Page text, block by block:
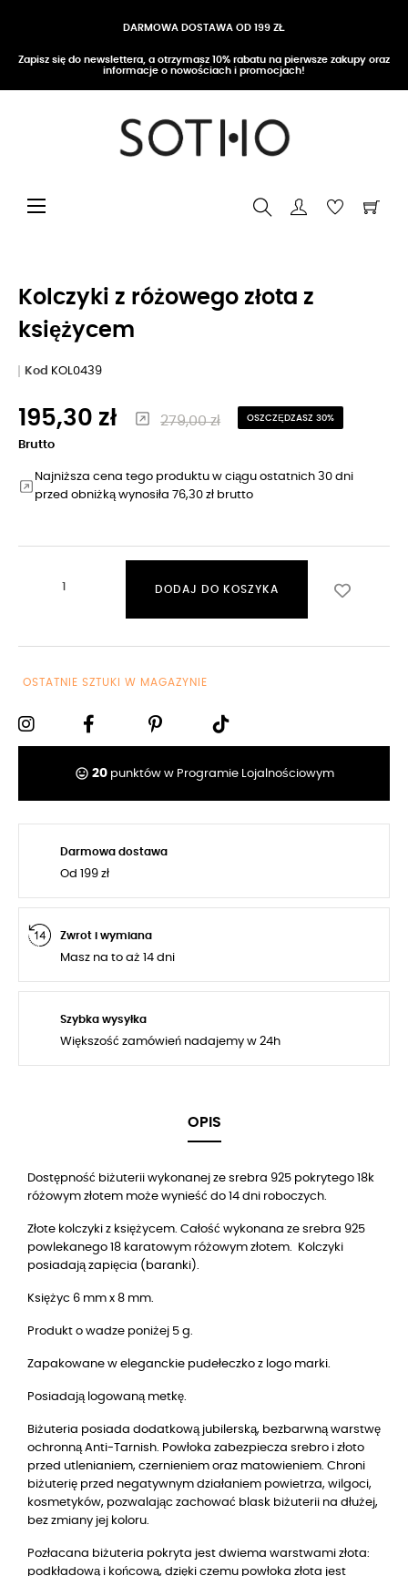
DARMOWA DOSTAWA OD 199 ZŁ
Zapisz się do newslettera, a otrzymasz 10% rabatu na pierwsze zakupy oraz
informacje o nowościach i promocjach!
Przełącz nawigację
☰
Kolczyki z różowego złota z
księżycem
Kod KOL0439
195,30 zł 279,00 zł OSZCZĘDZASZ 30%
Brutto
Najniższa cena tego produktu w ciągu ostatnich 30 dni
przed obniżką wynosiła 76,30 zł brutto
DODAJ DO KOSZYKA
OSTATNIE SZTUKI W MAGAZYNIE
tag_faces 20punktów w Programie Lojalnościowym
Darmowa dostawa
Od 199 zł
Zwrot i wymiana
Masz na to aż 14 dni
Szybka wysyłka
Większość zamówień nadajemy w 24h
OPIS
Dostępność biżuterii wykonanej ze srebra 925 pokrytego 18k
różowym złotem może wynieść do 14 dni roboczych.
Złote kolczyki z księżycem. Całość wykonana ze srebra 925
powlekanego 18 karatowym różowym złotem.
Kolczyki
posiadają zapięcia (baranki).
Księżyc 6 mm x 8 mm.
Produkt o wadze poniżej 5 g.
Zapakowane w eleganckie pudełeczko z logo marki.
Posiadają logowaną metkę.
Biżuteria posiada dodatkową jubilerską, bezbarwną warstwę
ochronną Anti-Tarnish. Powłoka zabezpiecza srebro i złoto
przed utlenianiem, czernieniem oraz matowieniem. Chroni
biżuterię przed negatywnym działaniem powietrza, wilgoci,
kosmetyków, pozwalając zachować blask biżuterii na dłużej,
bez zmiany jej koloru.
Pozłacana biżuteria pokryta jest dwiema warstwami złota:
podkładową i końcową, dzięki czemu powłoka złota jest